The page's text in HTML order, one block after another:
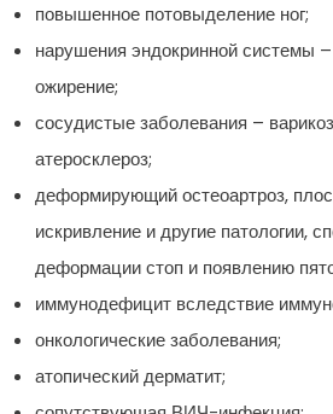
повышенное потовыделение ног;
нарушения эндокринной системы
ожирение;
сосудистые заболевания –
атеросклероз;
деформирующий остеоартроз,
искривление и другие патологии,
деформации стоп и появлению
иммунодефицит вследствие
онкологические заболевания;
атопический дерматит;